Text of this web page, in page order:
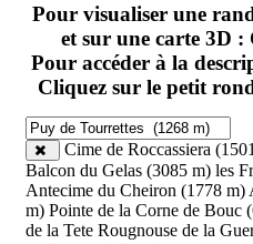
Pour visualiser une
et sur une carte 3D :
Pour accéder à la
Cliquez sur le petit
Cime de Roccassiera
Balcon du Gelas (3085 m) les
Antecime du Cheiron (1778 m)
m) Pointe de la Corne de Bouc
de la Tete Rougnouse de la